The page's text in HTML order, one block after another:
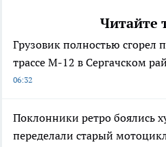
Читайте
Грузовик полностью сгорел
трассе М-12 в Сергачском
06:32
Поклонники ретро боялись
переделали старый